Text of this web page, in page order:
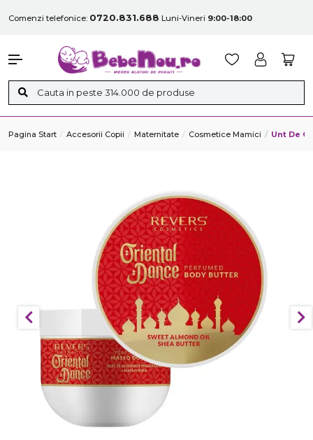
Comenzi telefonice: 0720.831.688 Luni-Vineri 9:00-18:00
Pagina Start Accesorii Copii Maternitate Cosmetice Mamici Unt De